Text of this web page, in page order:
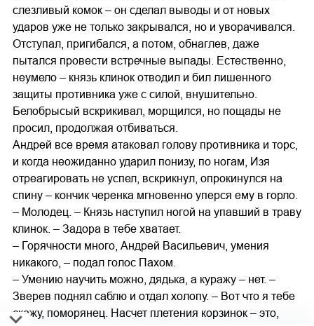
слезливый комок – он сделал выводы и от новых
ударов уже не только закрывался, но и уворачивался.
Отступал, пригибался, а потом, обнаглев, даже
пытался провести встречные выпады. Естественно,
неумело – князь клинок отводил и бил лишенного
защиты противника уже с силой, внушительно.
Белобрысый вскрикивал, морщился, но пощады не
просил, продолжая отбиваться.
Андрей все время атаковал голову противника и торс,
и когда неожиданно ударил понизу, по ногам, Изя
отреагировать не успел, вскрикнул, опрокинулся на
спину – кончик черенка мгновенно уперся ему в горло.
– Молодец. – Князь наступил ногой на упавший в траву
клинок. – Задора в тебе хватает.
– Горячности много, Андрей Васильевич, умения
никакого, – подал голос Пахом.
– Умению научить можно, дядька, а куражу – нет. –
Зверев поднял саблю и отдал холопу. – Вот что я тебе
скажу, поморянец. Насчет плетения корзинок – это,